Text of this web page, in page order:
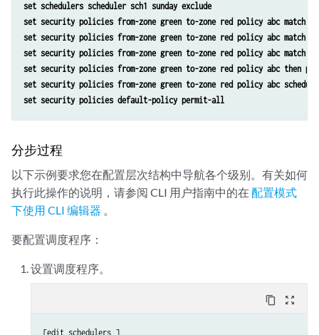
set schedulers scheduler sch1 sunday exclude
set security policies from-zone green to-zone red policy abc match
set security policies from-zone green to-zone red policy abc match
set security policies from-zone green to-zone red policy abc match
set security policies from-zone green to-zone red policy abc then
set security policies from-zone green to-zone red policy abc
set security policies default-policy permit-all
分步过程
以下示例要求您在配置层次结构中导航各个级别。有关如何
执行此操作的说明，请参阅 CLI 用户指南中的在 配置模式
下使用 CLI 编辑器 。
要配置调度程序：
设置调度程序。
content_copy zoom_out_map
[edit schedulers ]